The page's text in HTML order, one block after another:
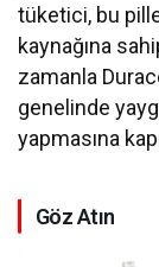
tüketici, bu
kaynağına
zamanla
genelinde
yapmasına
Göz Atın